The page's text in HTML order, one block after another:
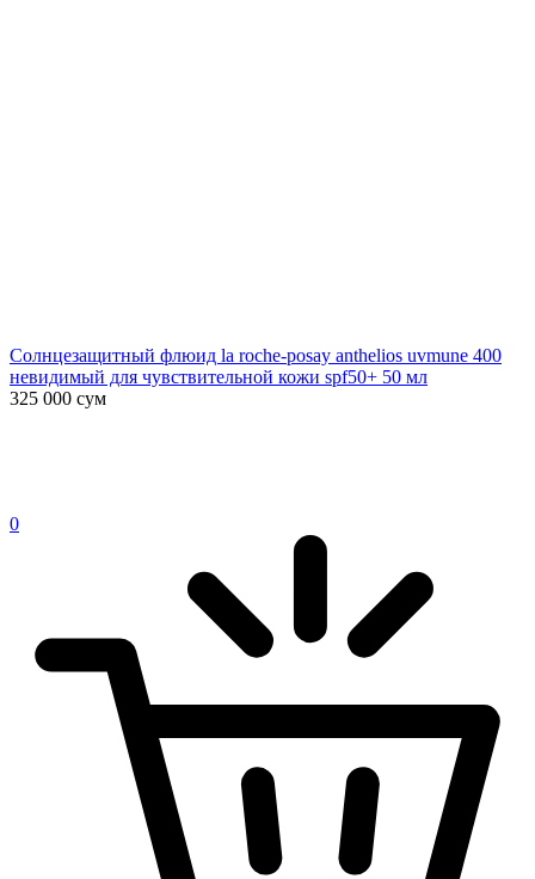
Солнцезащитный флюид la roche-posay anthelios uvmune 400
невидимый для чувствительной кожи spf50+ 50 мл
325 000 сум
0